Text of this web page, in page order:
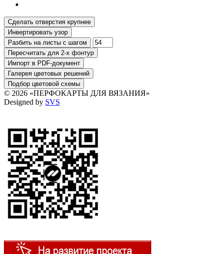
© 2026 «ПЕРФОКАРТЫ ДЛЯ ВЯЗАНИЯ»
Designed by SVS